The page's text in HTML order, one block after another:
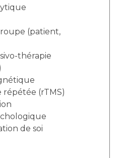
(patient,
thérapie
répétée (rTMS)
de soi